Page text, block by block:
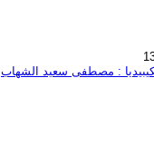
: مصطفى سعيد الشهاب